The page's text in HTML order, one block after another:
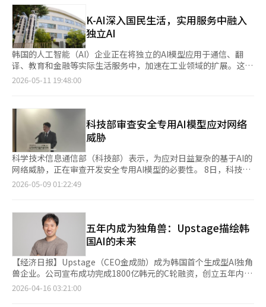
第二次官柳济明、外交部、国家情报院、金融委员会、人工智能安
全研究所(AISI)、韩国互联网振兴院(KISA)、金融安全院等出席。
安特罗皮克方面则有全球政策总监迈克尔·塞利托等人参与。 此
次会晤是继2月在印度AI影响力峰会上，背景勋副总理兼科学技术
信息通信部部长与安特罗皮克首席执行官达里奥·阿莫德讨论合作
议题后的后续行动。表面上看是AI安全与信任的合作，但实际讨论
的核心是米托斯与项目玻璃翅膀。 项目玻璃翅膀是安特罗皮克计
划有限开放其高性能AI模型“克劳德·米托斯预览”，以进行防御
亚马逊、微软、苹果、谷歌、英伟达、CrowdStrike、Palo Alto
Networks等公司，安特罗皮克正在推动扩大对主要软件基础设施
管理机构的访问。 政府在此次会谈中向安特罗皮克提出了韩国企
业与机构的网络安全合作建议。韩国希望利用米托斯等技术提前应
对漏洞公开和安全问题，并请求相关信息共享。科学技术信息通信
部介绍了AI基本法等国内AI安全与信任政策，并讨论了AISI与安特
罗皮克的合作方案。 然而，项目玻璃翅膀的参与尚未确定。国内
尚无参与案例，且此次会谈中并未得到实质性确认。据部分报道，
的最终接受情况尚未确认。 围绕米托斯的争议源于AI安全能力的双
面性。米托斯被认为在发现高风险软件漏洞方面具有优势，但同样
的能力也可能被滥用于攻击自动化。华盛顿邮报报道，安特罗皮克
可以帮助修复长期被忽视的漏洞，但也可能增强黑客的攻击能力。
在美国，关于扩大访问的谨慎声音也在增加。《华尔街日报》报
道，白宫反对安特罗皮克扩大米托斯访问的计划，认为如果将强大
的网络AI模型开放给更多机构，滥用风险和控制问题将加剧。 政府
也在朝着短期合作与中长期自立并行的方向发展。短期内，通过与
K-AI深入国民生活，实用服务中融入
独立AI
韩国的人工智能（AI）企业正在将独立的AI模型应用于通信、翻
译、教育和金融等实际生活服务中，加速在工业领域的扩展。这一
进展不仅超越了简单的技术开发，还与国民的日常生活紧密相连，
与LG Uplus将AI模型“EXAONE”应用于生活贴近型AI助手“ixi-
O”。ixi-O能够基于通话内容进行上下文摘要，并实时检测网络诈
骗风险迹象等功能。 LG Uplus高级副总裁李敏亨表示：“ixi-O不
仅仅是简单的听写，它已经发展到能够理解对话上下文并建议下一
步行动的水平。我们希望能够应对日益复杂的网络诈骗手法，为社
会安全做出贡献。” LG AI研究院战略部门负责人金裕哲强
调：“EXAONE通过ixi-O与国民日常生活的紧密联系具有重要意
义。技术在人的生活中自然融入的那一刻，才是AI最完美的体
AI翻译服务。两家公司计划通过此举提升翻译质量和处理速度，扩
大国内AI技术的实际服务应用案例。 SK电信（SKT）推出基于自
有AI模型“A.X”的车载AI助手“A.X Auto”，进军未来出行市
场。A.X Auto支持通过语音进行导航、音乐播放、车辆控制和信息
搜索等功能。SKT计划未来将AI助手的应用范围扩展到更多行业。
Motif Technologies与Masspress正在推动在AI数学学习服
务“QANDA”中应用独立AI模型。其核心在于通过逐步分析和解
释学生的解题过程，支持自主学习。 Motif Technologies AI部门
2026-05-11 19:48:00
科技部审查安全专用AI模型应对网络
威胁
科学技术信息通信部（科技部）表示，为应对日益复杂的基于AI的
网络威胁，正在审查开发安全专用AI模型的必要性。 8日，科技部
信息保护网络政策室室长崔宇赫在首尔光华门举行的简报会上表
独立AI模型的必要性。 当天上午，科技部召开了产学研专家座谈
会，讨论全球AI企业在网络安全项目中的应对方案。座谈会邀请了
SK电信、Upstage、Motif Technologies等参与独立AI基础模型
（独立AI模型）开发的企业，以及主要AI企业、韩国信息保护学会
会长和主要企业的首席信息安全官（CISO）等。 科技部表示，短
期内将提升现有安全专用模型的性能，长期则考虑建立基于独立AI
模型的安全应对体系。 崔室长表示：“大家对如何有效利用独立AI
模型建立安全专用AI体系达成了共识。”他补充道：“目前尚未确
2026-05-09 01:22:49
五年内成为独角兽：Upstage描绘韩
国AI的未来
【经济日报】Upstage（CEO金成勋）成为韩国首个生成型AI独角
兽企业。公司宣布成功完成1800亿韩元的C轮融资，创立五年内企
业价值突破1万亿韩元。此次融资由硅谷风险投资公司Sage
2026-04-16 03:21:00